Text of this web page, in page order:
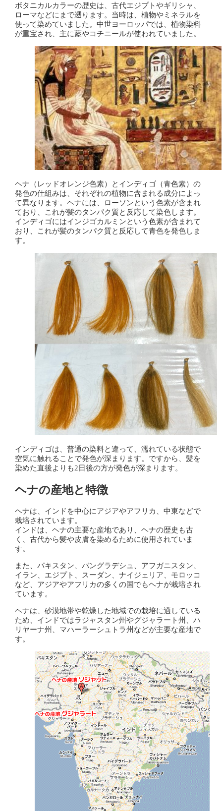
ボタニカルカラーの歴史は、古代エジプトやギリシャ、
ローマなどにまで遡ります。当時は、植物やミネラルを
使って染めていました。中世ヨーロッパでは、植物染料
が重宝され、主に藍やコチニールが使われていました。
ヘナ（レッドオレンジ色素）とインディゴ（青色素）の
発色の仕組みは、それぞれの植物に含まれる成分によっ
て異なります。ヘナには、ローソンという色素が含まれ
ており、これが髪のタンパク質と反応して染色します。
インディゴにはインジゴカルミンという色素が含まれて
おり、これが髪のタンパク質と反応して青色を発色しま
す。
インディゴは、普通の染料と違って、濡れている状態で
空気に触れることで発色が深まります。ですから、髪を
染めた直後よりも2日後の方が発色が深まります。
ヘナの産地と特徴
ヘナは、インドを中心にアジアやアフリカ、中東などで
栽培されています。
インドは、ヘナの主要な産地であり、ヘナの歴史も古
く、古代から髪や皮膚を染めるために使用されていま
す。
また、パキスタン、バングラデシュ、アフガニスタン、
イラン、エジプト、スーダン、ナイジェリア、モロッコ
など、アジアやアフリカの多くの国でもヘナが栽培され
ています。
ヘナは、砂漠地帯や乾燥した地域での栽培に適している
ため、インドではラジャスタン州やグジャラート州、ハ
リヤーナ州、マハーラーシュトラ州などが主要な産地で
す。